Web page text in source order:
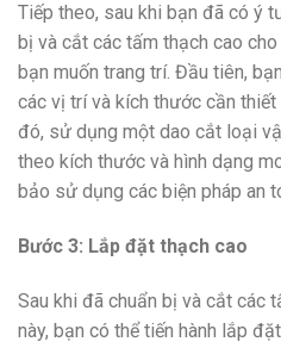
Tiếp theo, sau khi bạn đã có ý
bị và cắt các tấm thạch cao
bạn muốn trang trí. Đầu tiên,
các vị trí và kích thước cần
đó, sử dụng một dao cắt loại
theo kích thước và hình dạng
bảo sử dụng các biện pháp an
Bước 3: Lắp đặt thạch cao
Sau khi đã chuẩn bị và cắt các
này, bạn có thể tiến hành lắp